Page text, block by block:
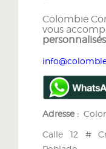
Colombie
vous
Adresse :
Calle 12 #